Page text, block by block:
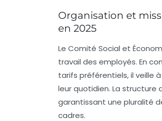
Organisation et
en 2025
Le Comité Social et
travail des employés. En
tarifs préférentiels, il veille
leur quotidien. La structure
garantissant une pluralité
cadres.